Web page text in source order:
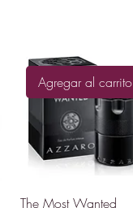
Agregar al carrito
The Most Wanted